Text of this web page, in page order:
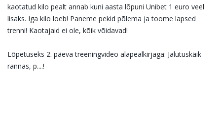
kaotatud kilo pealt annab kuni aasta lõpuni Unibet 1 euro veel
lisaks. Iga kilo loeb! Paneme pekid põlema ja toome lapsed
trenni! Kaotajaid ei ole, kõik võidavad!
Lõpetuseks 2. päeva treeningvideo alapealkirjaga: Jalutuskäik
rannas, p....!